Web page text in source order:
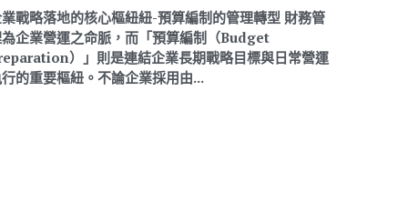
戰略落地的核心樞紐紐-預算編制的管理轉型 財務管
企業營運之命脈，而「預算編制（Budget
）」則是連結企業長期戰略目標與日常營運
的重要樞紐。不論企業採用由...